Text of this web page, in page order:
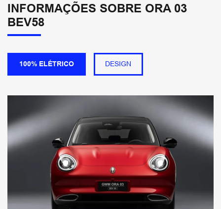
INFORMAÇÕES SOBRE ORA 03
BEV58
100% ELÉTRICO DESIGN